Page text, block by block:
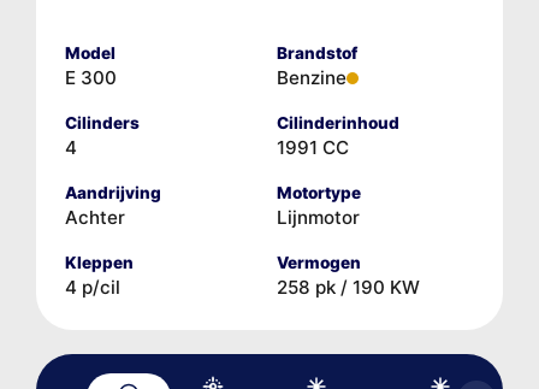
Model
E 300
Brandstof
Benzine
Cilinders
4
Cilinderinhoud
1991 CC
Aandrijving
Achter
Motortype
Lijnmotor
Kleppen
4 p/cil
Vermogen
258 pk / 190 KW